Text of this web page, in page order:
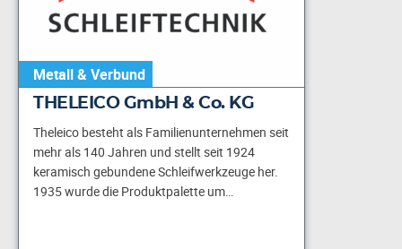
Metall & Verbund
THELEICO GmbH & Co. KG
Theleico besteht als Familienunternehmen seit
mehr als 140 Jahren und stellt seit 1924
keramisch gebundene Schleif­werkzeuge her.
1935 wurde die Produktpalette um…